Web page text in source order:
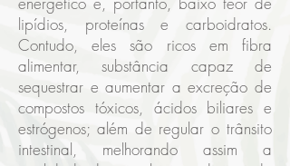
lipídios, proteínas e carboidratos.
Contudo, eles são ricos em fibra
alimentar, substância capaz de
sequestrar e aumentar a excreção de
compostos tóxicos, ácidos biliares e
estrógenos; além de regular o trânsito
intestinal, melhorando assim a